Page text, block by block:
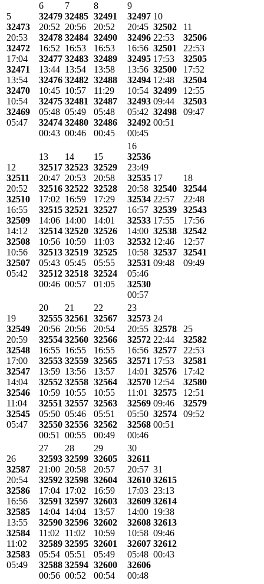
5
32473
20:53
32472
17:04
32471
13:54
32470
10:54
32469
05:47
6
32479
20:52
32478
16:52
32477
13:44
32476
10:45
32475
05:48
32474
00:43
7
32485
20:56
32484
16:53
32483
13:54
32482
10:57
32481
05:49
32480
00:46
8
32491
20:52
32490
16:53
32489
13:58
32488
11:29
32487
05:48
32486
00:45
9
32497
20:45
32496
16:56
32495
13:56
32494
10:54
32493
05:42
32492
00:45
10
32502
22:53
32501
17:53
32500
12:48
32499
09:44
32498
00:51
11
32506
22:53
32505
17:52
32504
12:55
32503
09:47
12
32511
20:52
32510
16:55
32509
14:12
32508
10:56
32507
05:42
13
32517
20:47
32516
17:02
32515
14:06
32514
10:56
32513
05:43
32512
00:46
14
32523
20:53
32522
16:59
32521
14:00
32520
10:59
32519
05:45
32518
00:57
15
32529
20:58
32528
17:29
32527
14:01
32526
11:03
32525
05:55
32524
01:05
16
32536
23:49
32535
20:58
32534
16:57
32533
14:00
32532
10:58
32531
05:46
32530
00:57
17
32540
22:57
32539
17:55
32538
12:46
32537
09:48
18
32544
22:48
32543
17:56
32542
12:57
32541
09:49
19
32549
20:59
32548
17:00
32547
14:04
32546
11:04
32545
05:47
20
32555
20:56
32554
16:55
32553
13:59
32552
10:59
32551
05:50
32550
00:51
21
32561
20:56
32560
16:55
32559
13:56
32558
10:55
32557
05:46
32556
00:55
22
32567
20:54
32566
16:55
32565
13:57
32564
10:55
32563
05:51
32562
00:49
23
32573
20:55
32572
16:56
32571
14:01
32570
11:01
32569
05:50
32568
00:46
24
32578
22:44
32577
17:53
32576
12:54
32575
09:46
32574
00:51
25
32582
22:53
32581
17:42
32580
12:51
32579
09:52
26
32587
20:54
32586
16:56
32585
13:55
32584
11:02
32583
05:49
27
32593
21:00
32592
17:04
32591
14:04
32590
11:02
32589
05:54
32588
00:56
28
32599
20:58
32598
17:02
32597
14:04
32596
11:02
32595
05:51
32594
00:52
29
32605
20:57
32604
16:59
32603
13:57
32602
10:59
32601
05:49
32600
00:54
30
32611
20:57
32610
17:03
32609
14:00
32608
10:58
32607
05:48
32606
00:48
31
32615
23:13
32614
19:38
32613
09:46
32612
00:43